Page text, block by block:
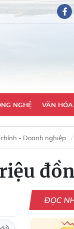
NGHỆ VĂN HÓA
- Doanh nghiệp
ĐỌC